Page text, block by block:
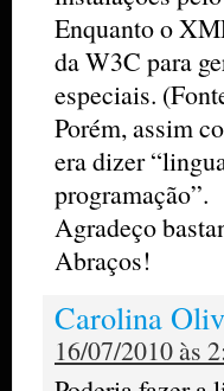
Enquanto o
da W3C para
especiais.
Porém, assim
era dizer
programação”.
Agradeço
Abraços!
Carolina
16/07/2010 às